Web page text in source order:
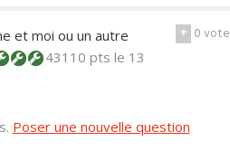
+ 0vote
et moi ou un autre
43110 pts le 13
Poser une nouvelle question